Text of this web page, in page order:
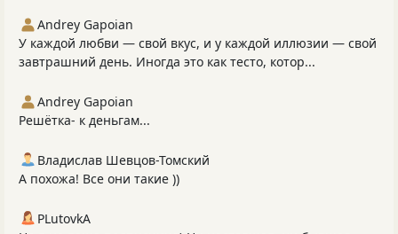
Andrey Gapoian
У каждой любви — свой вкус, и у каждой иллюзии — свой
завтрашний день. Иногда это как тесто, котор...
Andrey Gapoian
Решётка- к деньгам...
Владислав Шевцов-Томский
А похожа! Все они такие ))
PLutоvkА